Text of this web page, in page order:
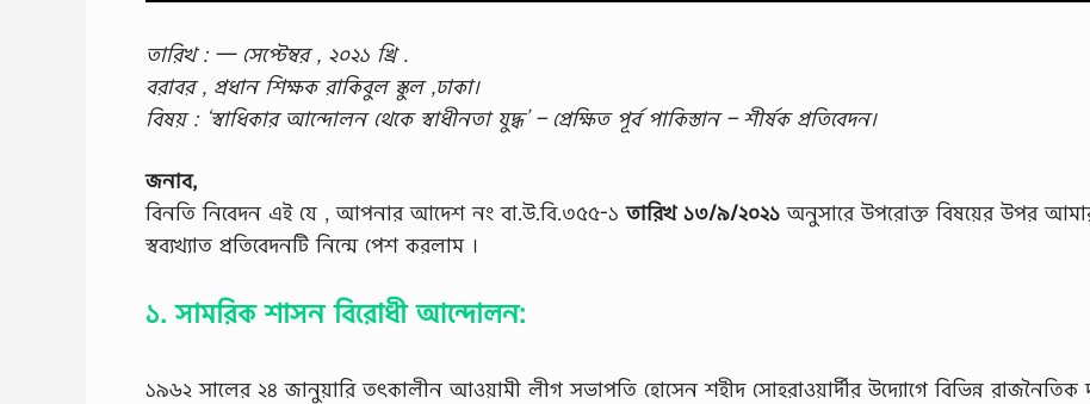
তারিখ : — সেপ্টেম্বর , ২০২১ খ্রি .
বরাবর , প্রধান শিক্ষক রাকিবুল স্কুল ,ঢাকা।
বিষয় : ‘স্বাধিকার আন্দোলন থেকে স্বাধীনতা যুদ্ধ’ – প্রেক্ষিত পূর্ব পাকিস্তান – শীর্ষক প্রতিবেদন।
জনাব,
বিনতি নিবেদন এই যে , আপনার আদেশ নং বা.উ.বি.৩৫৫-১তারিখ ১৩/৯/২০২১অনুসারে উপরােক্ত বিষয়ের উপর
স্বব্যখ্যাত প্রতিবেদনটি নিন্মে পেশ করলাম ।
১. সামরিক শাসন বিরােধী আন্দোলন:
১৯৬২ সালের ২৪ জানুয়ারি তৎকালীন আওয়ামী লীগ সভাপতি হােসেন শহীদ সােহরাওয়ার্দীর উদ্যোগে বিভিন্ন রাজনৈতিক